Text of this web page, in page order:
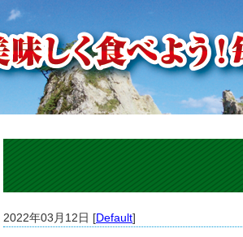
2022年03月12日 [Default]